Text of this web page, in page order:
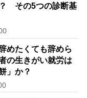
その5つの診断基
めたくても辞めら
の生きがい就労は
」か？